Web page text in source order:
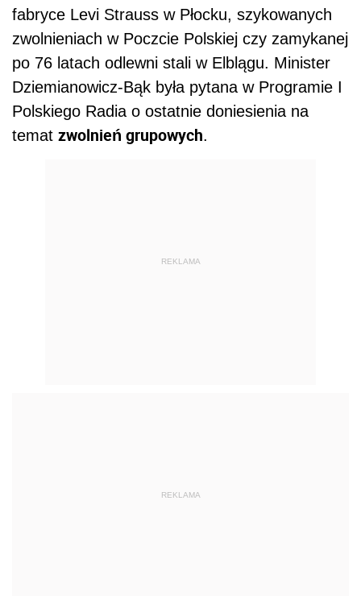
fabryce Levi Strauss w Płocku, szykowanych
zwolnieniach w Poczcie Polskiej czy zamykanej
po 76 latach odlewni stali w Elblągu. Minister
Dziemianowicz-Bąk była pytana w Programie I
Polskiego Radia o ostatnie doniesienia na
temat zwolnień grupowych.
REKLAMA
REKLAMA